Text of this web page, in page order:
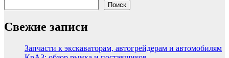
Поиск
Свежие записи
Запчасти к экскаваторам, автогрейдерам и автомобилям